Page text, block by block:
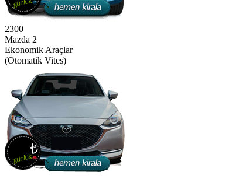
2300
Mazda 2
Ekonomik Araçlar
(Otomatik Vites)